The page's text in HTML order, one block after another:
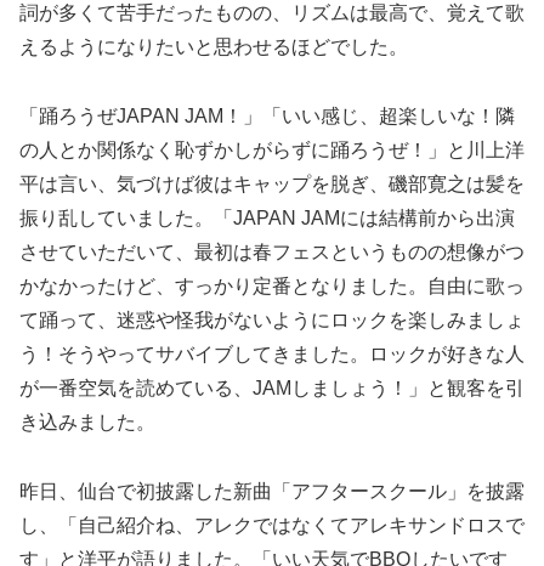
詞が多くて苦手だったものの、リズムは最高で、覚えて歌
えるようになりたいと思わせるほどでした。
「踊ろうぜJAPAN JAM！」「いい感じ、超楽しいな！隣
の人とか関係なく恥ずかしがらずに踊ろうぜ！」と川上洋
平は言い、気づけば彼はキャップを脱ぎ、磯部寛之は髪を
振り乱していました。「JAPAN JAMには結構前から出演
させていただいて、最初は春フェスというものの想像がつ
かなかったけど、すっかり定番となりました。自由に歌っ
て踊って、迷惑や怪我がないようにロックを楽しみましょ
う！そうやってサバイブしてきました。ロックが好きな人
が一番空気を読めている、JAMしましょう！」と観客を引
き込みました。
昨日、仙台で初披露した新曲「アフタースクール」を披露
し、「自己紹介ね、アレクではなくてアレキサンドロスで
す」と洋平が語りました。「いい天気でBBQしたいです